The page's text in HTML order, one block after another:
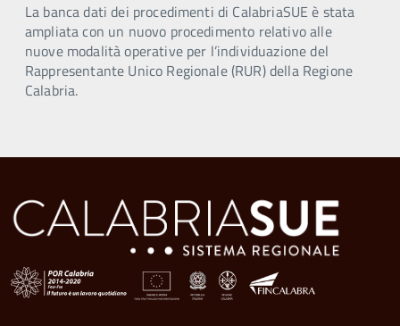
La banca dati dei procedimenti di CalabriaSUE è stata
ampliata con un nuovo procedimento relativo alle
nuove modalità operative per l’individuazione del
Rappresentante Unico Regionale (RUR) della Regione
Calabria.